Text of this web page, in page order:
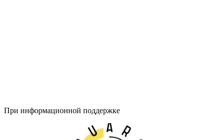
При информационной поддержке